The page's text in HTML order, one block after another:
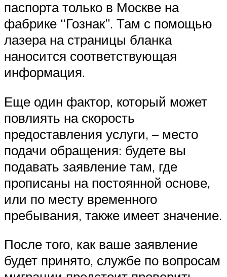
паспорта только в Москве на
фабрике “Гознак”. Там с помощью
лазера на страницы бланка
наносится соответствующая
информация.
Еще один фактор, который может
повлиять на скорость
предоставления услуги, – место
подачи обращения: будете вы
подавать заявление там, где
прописаны на постоянной основе,
или по месту временного
пребывания, также имеет значение.
После того, как ваше заявление
будет принято, службе по вопросам